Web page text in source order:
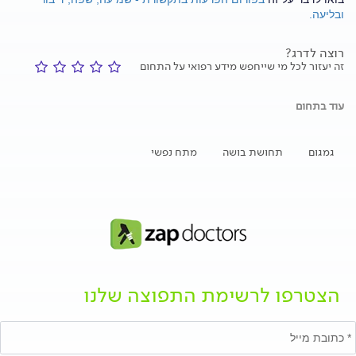
ובליעה.
רוצה לדרג?
זה יעזור לכל מי שייחפש מידע רפואי על התחום
עוד בתחום
גמגום תחושת בושה מתח נפשי
הצטרפו לרשימת התפוצה שלנו